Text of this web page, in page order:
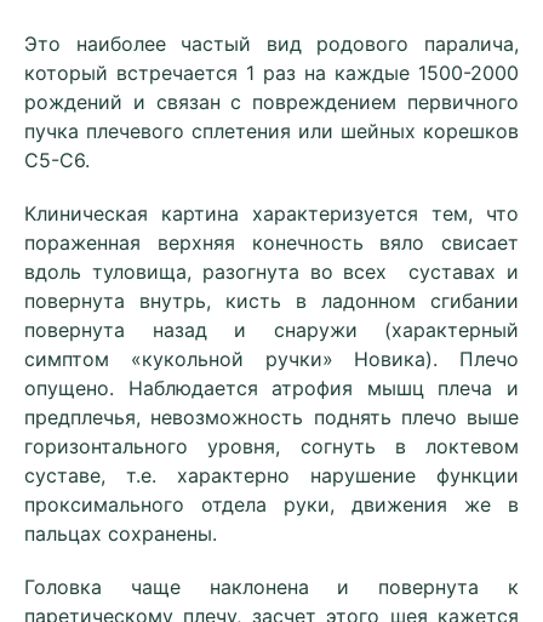
Это наиболее частый вид родового паралича,
который встречается 1 раз на каждые 1500-2000
рождений и связан с повреждением первичного
пучка плечевого сплетения или шейных корешков
С5-С6.
Клиническая картина характеризуется тем, что
пораженная верхняя конечность вяло свисает
вдоль туловища, разогнута во всех суставах и
повернута внутрь, кисть в ладонном сгибании
повернута назад и снаружи (характерный
симптом «кукольной ручки» Новика). Плечо
опущено. Наблюдается атрофия мышц плеча и
предплечья, невозможность поднять плечо выше
горизонтального уровня, согнуть в локтевом
суставе, т.е. характерно нарушение функции
проксимального отдела руки, движения же в
пальцах сохранены.
Головка чаще наклонена и повернута к
паретическому плечу, засчет этого шея кажется